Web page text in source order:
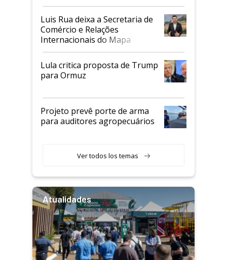
Luis Rua deixa a Secretaria de
Comércio e Relações
Internacionais do Mapa
Lula critica proposta de Trump
para Ormuz
Projeto prevê porte de arma
para auditores agropecuários
Ver todos los temas
Atualidades